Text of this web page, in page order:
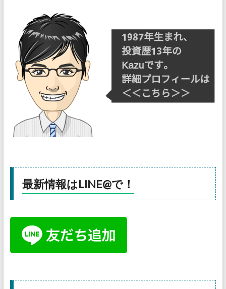
最新情報はLINE@で！